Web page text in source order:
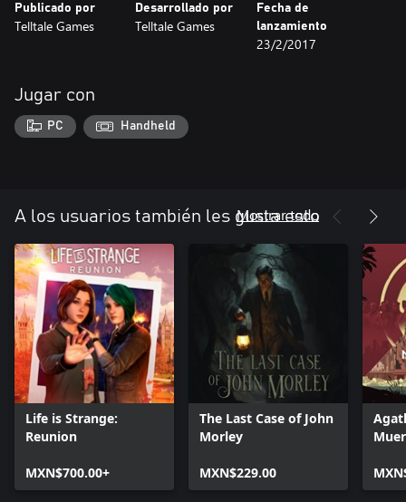
Publicado por
Telltale Games
Desarrollado por
Telltale Games
Fecha de
lanzamiento
23/2/2017
Jugar con
PC Handheld
A los usuarios también les gusta esto
Mostrar todo
Life is Strange:
Reunion
MXN$700.00+
The Last Case of John
Morley
MXN$229.00